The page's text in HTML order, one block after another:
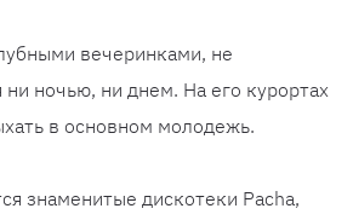
вечеринками, не
ночью, ни днем. На его курортах
в основном молодежь.
знаменитые дискотеки Pacha,